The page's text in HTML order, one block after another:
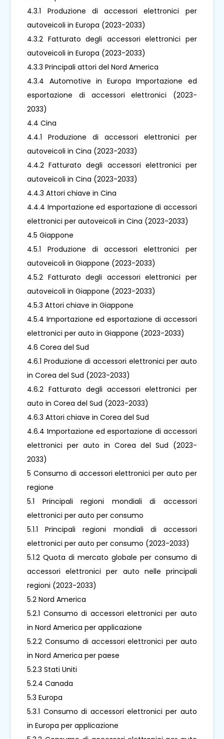
4.3.1 Produzione di accessori elettronici per
autoveicoli in Europa (2023-2033)
4.3.2 Fatturato degli accessori elettronici per
autoveicoli in Europa (2023-2033)
4.3.3 Principali attori del Nord America
4.3.4 Automotive in Europa Importazione ed
esportazione di accessori elettronici (2023-
2033)
4.4 Cina
4.4.1 Produzione di accessori elettronici per
autoveicoli in Cina (2023-2033)
4.4.2 Fatturato degli accessori elettronici per
autoveicoli in Cina (2023-2033)
4.4.3 Attori chiave in Cina
4.4.4 Importazione ed esportazione di accessori
elettronici per autoveicoli in Cina (2023-2033)
4.5 Giappone
4.5.1 Produzione di accessori elettronici per
autoveicoli in Giappone (2023-2033)
4.5.2 Fatturato degli accessori elettronici per
autoveicoli in Giappone (2023-2033)
4.5.3 Attori chiave in Giappone
4.5.4 Importazione ed esportazione di accessori
elettronici per auto in Giappone (2023-2033)
4.6 Corea del Sud
4.6.1 Produzione di accessori elettronici per auto
in Corea del Sud (2023-2033)
4.6.2 Fatturato degli accessori elettronici per
auto in Corea del Sud (2023-2033)
4.6.3 Attori chiave in Corea del Sud
4.6.4 Importazione ed esportazione di accessori
elettronici per auto in Corea del Sud (2023-
2033)
5 Consumo di accessori elettronici per auto per
regione
5.1 Principali regioni mondiali di accessori
elettronici per auto per consumo
5.1.1 Principali regioni mondiali di accessori
elettronici per auto per consumo (2023-2033)
5.1.2 Quota di mercato globale per consumo di
accessori elettronici per auto nelle principali
regioni (2023-2033)
5.2 Nord America
5.2.1 Consumo di accessori elettronici per auto
in Nord America per applicazione
5.2.2 Consumo di accessori elettronici per auto
in Nord America per paese
5.2.3 Stati Uniti
5.2.4 Canada
5.3 Europa
5.3.1 Consumo di accessori elettronici per auto
in Europa per applicazione